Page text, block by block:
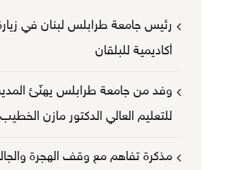
رئيس جامعة طرابلس لبنان في
أكاديمية للبلقان
وفد من جامعة طرابلس يهنّئ
للتعليم العالي الدكتور مازن
مذكرة تفاهم مع وقف الهجرة